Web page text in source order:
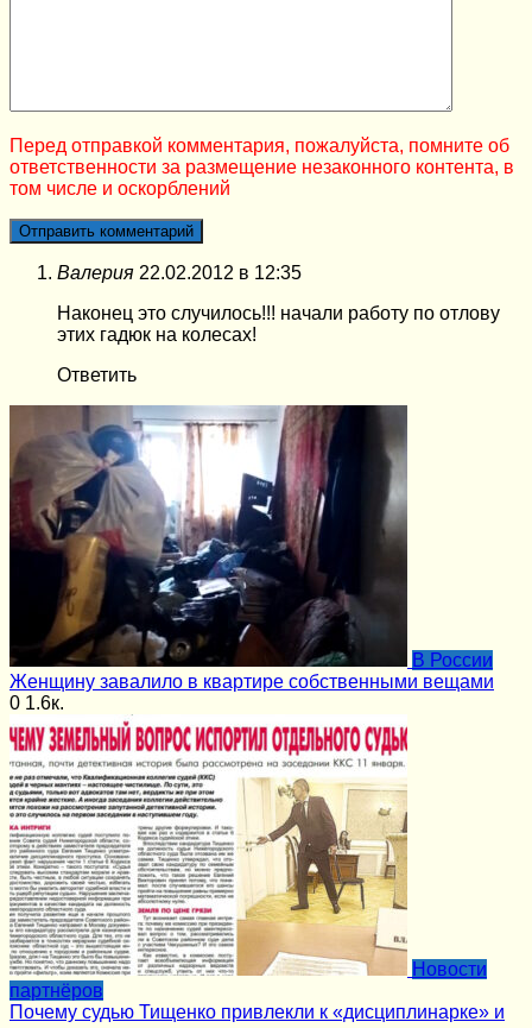
Перед отправкой комментария, пожалуйста, помните об
ответственности за размещение незаконного контента, в
том числе и оскорблений
Валерия 22.02.2012 в 12:35
Наконец это случилось!!! начали работу по отлову
этих гадюк на колесах!
Ответить
В России
Женщину завалило в квартире собственными вещами
0 1.6к.
Новости
партнёров
Почему судью Тищенко привлекли к «дисциплинарке» и